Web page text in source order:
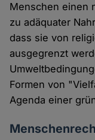
Menschen einen
zu adäquater
dass sie von
ausgegrenzt
Formen von
Agenda einer